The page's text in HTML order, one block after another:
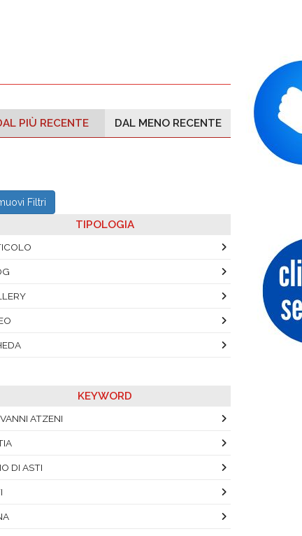
PIÙ RECENTE DAL MENO RECENTE
Filtri
TIPOLOGIA
KEYWORD
ATZENI
DI ASTI